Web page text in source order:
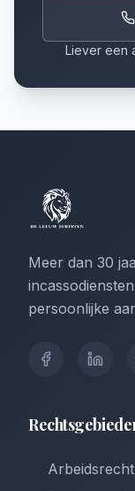
Liever een
Meer dan 30
persoonlijke
Arbeidsrecht